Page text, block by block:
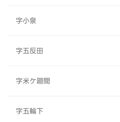
字小泉
字五反田
字米ケ廻間
字五輪下